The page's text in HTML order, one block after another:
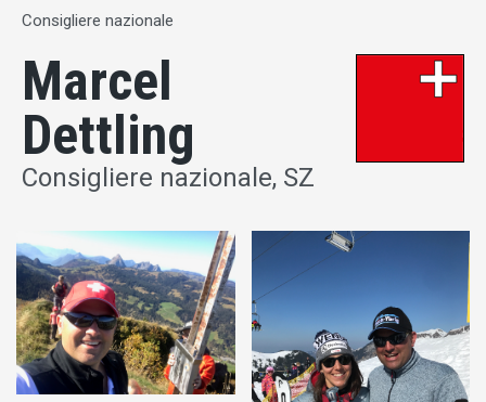
Consigliere nazionale
Marcel
Dettling
Consigliere nazionale, SZ